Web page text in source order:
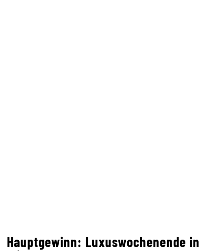
Hauptgewinn: Luxuswochenende in